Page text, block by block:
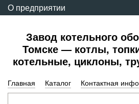
О предприятии
Завод котельного
Томске — котлы,
котельные, циклоны,
Главная Каталог Контактная